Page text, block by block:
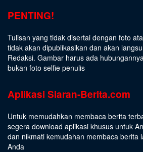
PENTING!
Tulisan yang tidak disertai dengan foto
tidak akan dipublikasikan dan akan
Redaksi. Gambar harus ada
bukan foto selfie penulis
Aplikasi Siaran-Berita.com
Untuk memudahkan membaca berita
segera download aplikasi khusus untuk
dan nikmati kemudahan membaca berita
Anda